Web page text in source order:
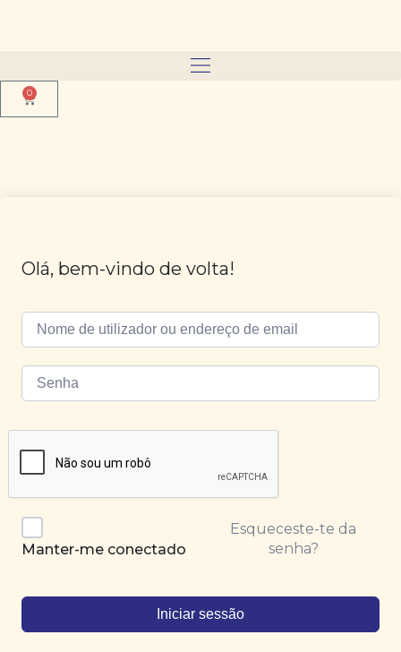
0
Olá, bem-vindo de volta!
Manter-me conectado
Esqueceste-te da
senha?
Iniciar sessão